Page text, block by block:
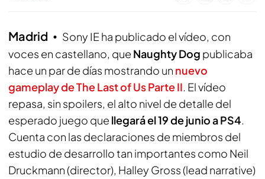
Madrid
Sony IE ha publicado el vídeo, con
voces en castellano, que Naughty Dog publicaba
hace un par de días mostrando un nuevo
gameplay de The Last of Us Parte II. El vídeo
repasa, sin spoilers, el alto nivel de detalle del
esperado juego que llegará el 19 de junio a PS4.
Cuenta con las declaraciones de miembros del
estudio de desarrollo tan importantes como Neil
Druckmann (director), Halley Gross (lead narrative)